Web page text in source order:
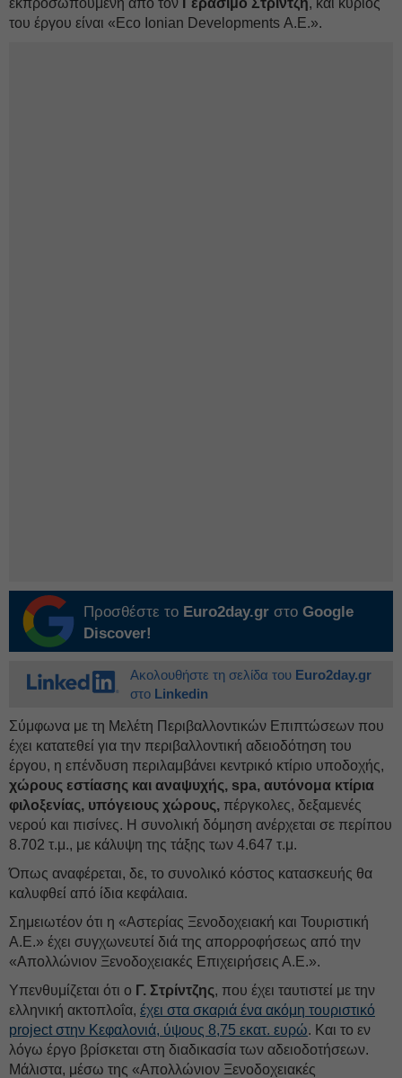
εκπροσωπούμενη από τον Γεράσιμο Στρίντζη, και κύριος
του έργου είναι «Eco Ionian Developments Α.Ε.».
Προσθέστε το Euro2day.gr στο Google
Discover!
Ακολουθήστε τη σελίδα του Euro2day.gr
στο Linkedin
Σύμφωνα με τη Μελέτη Περιβαλλοντικών Επιπτώσεων που
έχει κατατεθεί για την περιβαλλοντική αδειοδότηση του
έργου, η επένδυση περιλαμβάνει κεντρικό κτίριο υποδοχής,
χώρους εστίασης και αναψυχής, spa, αυτόνομα κτίρια
φιλοξενίας, υπόγειους χώρους, πέργκολες, δεξαμενές
νερού και πισίνες. Η συνολική δόμηση ανέρχεται σε περίπου
8.702 τ.μ., με κάλυψη της τάξης των 4.647 τ.μ.
Όπως αναφέρεται, δε, το συνολικό κόστος κατασκευής θα
καλυφθεί από ίδια κεφάλαια.
Σημειωτέον ότι η «Αστερίας Ξενοδοχειακή και Τουριστική
Α.Ε.» έχει συγχωνευτεί διά της απορροφήσεως από την
«Απολλώνιον Ξενοδοχειακές Επιχειρήσεις Α.Ε.».
Υπενθυμίζεται ότι ο Γ. Στρίντζης, που έχει ταυτιστεί με την
ελληνική ακτοπλοΐα, έχει στα σκαριά ένα ακόμη τουριστικό
project στην Κεφαλονιά, ύψους 8,75 εκατ. ευρώ. Και το εν
λόγω έργο βρίσκεται στη διαδικασία των αδειοδοτήσεων.
Μάλιστα, μέσω της «Απολλώνιον Ξενοδοχειακές